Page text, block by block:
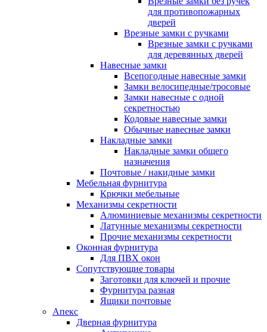
для противопожарных
дверей
Врезные замки с ручками
Врезные замки с ручками
для деревянных дверей
Навесные замки
Всепогодные навесные замки
Замки велосипедные/тросовые
Замки навесные с одной
секретностью
Кодовые навесные замки
Обычные навесные замки
Накладные замки
Накладные замки общего
назначения
Почтовые / накидные замки
Мебельная фурнитура
Крючки мебельные
Механизмы секретности
Алюминиевые механизмы секретности
Латунные механизмы секретности
Прочие механизмы секретности
Оконная фурнитура
Для ПВХ окон
Сопутствующие товары
Заготовки для ключей и прочие
Фурнитура разная
Ящики почтовые
Апекс
Дверная фурнитура